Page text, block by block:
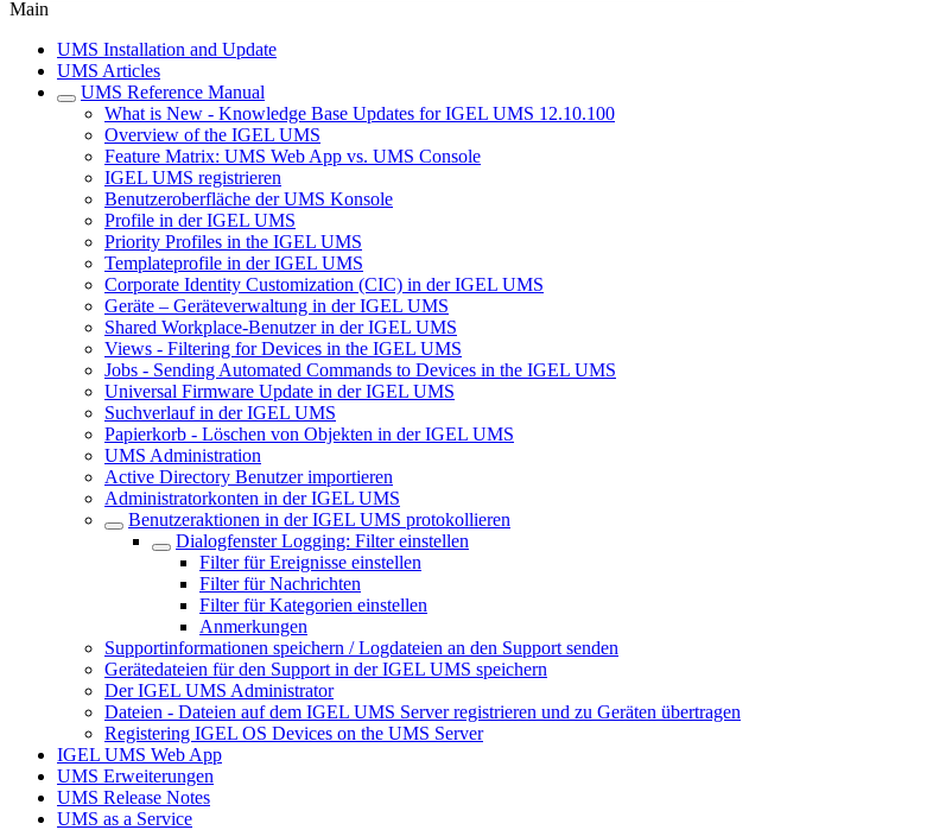
Main
UMS Installation and Update
UMS Articles
UMS Reference Manual
What is New - Knowledge Base Updates for IGEL UMS 12.10.100
Overview of the IGEL UMS
Feature Matrix: UMS Web App vs. UMS Console
IGEL UMS registrieren
Benutzeroberfläche der UMS Konsole
Profile in der IGEL UMS
Priority Profiles in the IGEL UMS
Templateprofile in der IGEL UMS
Corporate Identity Customization (CIC) in der IGEL UMS
Geräte – Geräteverwaltung in der IGEL UMS
Shared Workplace-Benutzer in der IGEL UMS
Views - Filtering for Devices in the IGEL UMS
Jobs - Sending Automated Commands to Devices in the IGEL UMS
Universal Firmware Update in der IGEL UMS
Suchverlauf in der IGEL UMS
Papierkorb - Löschen von Objekten in der IGEL UMS
UMS Administration
Active Directory Benutzer importieren
Administratorkonten in der IGEL UMS
Benutzeraktionen in der IGEL UMS protokollieren
Dialogfenster Logging: Filter einstellen
Filter für Ereignisse einstellen
Filter für Nachrichten
Filter für Kategorien einstellen
Anmerkungen
Supportinformationen speichern / Logdateien an den Support senden
Gerätedateien für den Support in der IGEL UMS speichern
Der IGEL UMS Administrator
Dateien - Dateien auf dem IGEL UMS Server registrieren und zu Geräten übertragen
Registering IGEL OS Devices on the UMS Server
IGEL UMS Web App
UMS Erweiterungen
UMS Release Notes
UMS as a Service